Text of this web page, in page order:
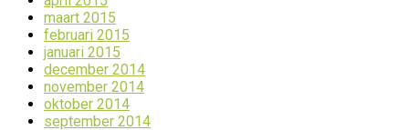
maart 2015
februari 2015
januari 2015
december 2014
november 2014
oktober 2014
september 2014